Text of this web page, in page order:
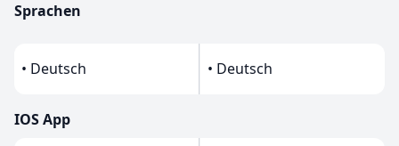
Sprachen
• Deutsch • Deutsch
IOS App